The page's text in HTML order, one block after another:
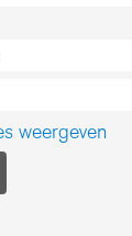
weergeven